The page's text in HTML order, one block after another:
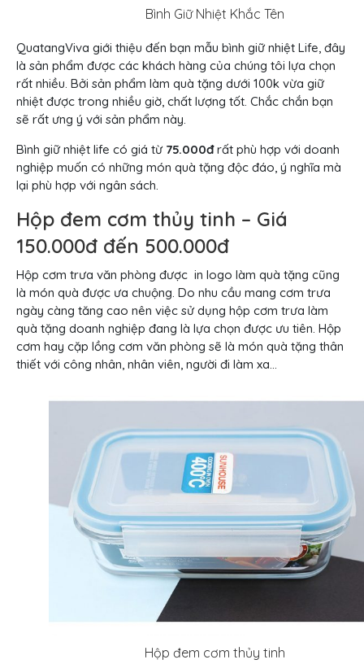
Bình Giữ Nhiệt Khắc Tên
QuatangViva giới thiệu đến bạn mẫu bình giữ nhiệt Life, đây
là sản phẩm được các khách hàng của chúng tôi lựa chọn
rất nhiều. Bởi sản phẩm làm quà tặng dưới 100k vừa giữ
nhiệt được trong nhiều giờ, chất lượng tốt. Chắc chắn bạn
sẽ rất ưng ý với sản phẩm này.
Bình giữ nhiệt life có giá từ 75.000đrất phù hợp với doanh
nghiệp muốn có những món quà tặng độc đáo, ý nghĩa mà
lại phù hợp với ngân sách.
Hộp đem cơm thủy tinh – Giá
150.000đ đến 500.000đ
Hộp cơm trưa văn phòng được in logo làm quà tặng cũng
là món quà được ưa chuộng. Do nhu cầu mang cơm trưa
ngày càng tăng cao nên việc sử dụng hộp cơm trưa làm
quà tặng doanh nghiệp đang là lựa chọn được ưu tiên. Hộp
cơm hay cặp lồng cơm văn phòng sẽ là món quà tặng thân
thiết với công nhân, nhân viên, người đi làm xa…
Hộp đem cơm thủy tinh